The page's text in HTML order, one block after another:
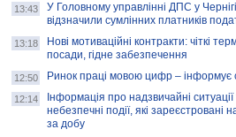
13:43
У Головному управлінні ДПС у
відзначили сумлінних платників
13:18
Нові мотиваційні контракти: чіткі
посади, гідне забезпечення
12:50 Ринок праці мовою цифр – інформує
12:14
Інформація про надзвичайні ситуації
небезпечні події, які зареєстровані
за добу